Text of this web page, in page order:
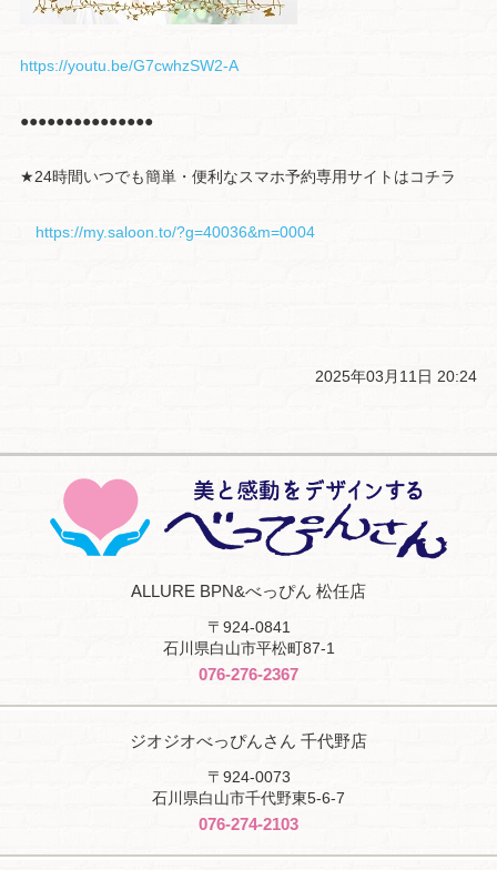
https://youtu.be/G7cwhzSW2-A
●●●●●●●●●●●●●●●
★24時間いつでも簡単・便利なスマホ予約専用サイトはコチラ
https://my.saloon.to/?g=40036&m=0004
2025年03月11日 20:24
ALLURE BPN&べっぴん 松任店
〒924-0841
石川県白山市平松町87-1
076-276-2367
ジオジオべっぴんさん 千代野店
〒924-0073
石川県白山市千代野東5-6-7
076-274-2103